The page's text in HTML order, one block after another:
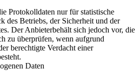
Protokolldaten nur für statistische
des Betriebs, der Sicherheit und der
Der Anbieterbehält sich jedoch vor, die
zu überprüfen, wenn aufgrund
berechtigte Verdacht einer
Daten